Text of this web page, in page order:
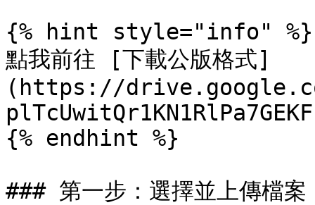
{% hint style="info" %}
點我前往 [下載公版格式]
(https://
{% endhint %}
### 第一步：選擇並上傳檔案